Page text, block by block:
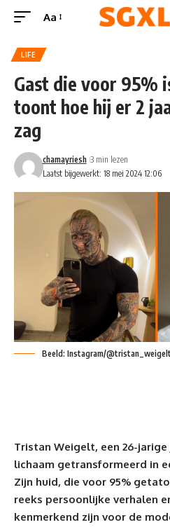
Aa
LIFE
Gast die voor 95%
toont hoe hij er 2
zag
Laatst bijgewerkt: 18 mei 2024 12:06
chamayriesh 3 min lezen
Beeld: Instagram/@tristan_weigelt
Tristan Weigelt, een 26-
lichaam getransformeerd in
Zijn huid, die voor 95%
reeks persoonlijke verhalen
kenmerkend zijn voor de